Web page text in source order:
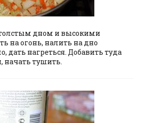
дном и высокими
на огонь, налить на дно
дать нагреться. Добавить туда
начать тушить.